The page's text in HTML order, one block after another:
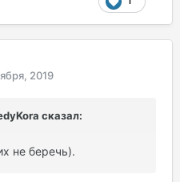
2019
сказал:
не беречь).